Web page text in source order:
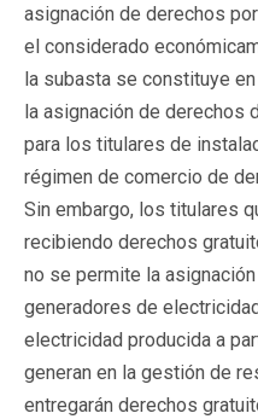
asignación de derechos
el considerado
la subasta se constituye
la asignación de derechos
para los titulares de
régimen de comercio de
Sin embargo, los titulares
recibiendo derechos
no se permite la
generadores de
electricidad producida a
generan en la gestión de
entregarán derechos